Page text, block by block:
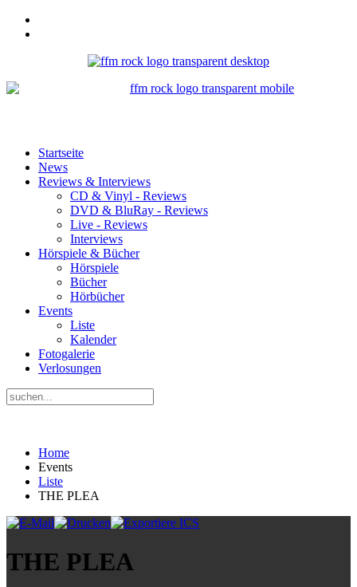
Startseite
News
Reviews & Interviews
CD & Vinyl - Reviews
DVD & BluRay - Reviews
Live - Reviews
Interviews
Hörspiele & Bücher
Hörspiele
Bücher
Hörbücher
Events
Liste
Kalender
Fotogalerie
Verlosungen
Home
Events
Liste
THE PLEA
THE PLEA